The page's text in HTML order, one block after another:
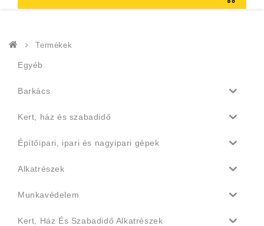
Termékek
Egyéb
Barkács
Kert, ház és szabadidő
Építőipari, ipari és nagyipari gépek
Alkatrészek
Munkavédelem
Kert, Ház És Szabadidő Alkatrészek